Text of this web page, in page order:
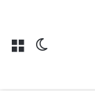
Menu